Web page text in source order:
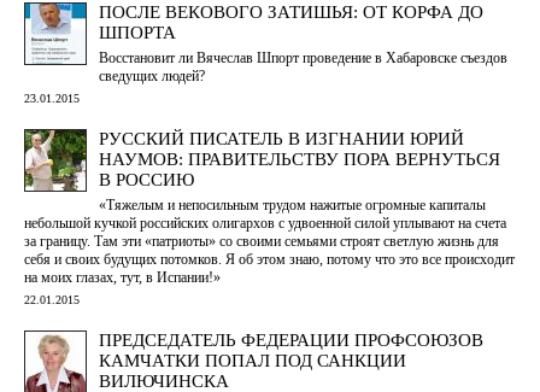
ПОСЛЕ ВЕКОВОГО ЗАТИШЬЯ: ОТ КОРФА ДО
ШПОРТА
Восстановит ли Вячеслав Шпорт проведение в Хабаровске съездов
сведущих людей?
23.01.2015
РУССКИЙ ПИСАТЕЛЬ В ИЗГНАНИИ ЮРИЙ
НАУМОВ: ПРАВИТЕЛЬСТВУ ПОРА ВЕРНУТЬСЯ
В РОССИЮ
«Тяжелым и непосильным трудом нажитые огромные капиталы
небольшой кучкой российских олигархов с удвоенной силой уплывают на счета
за границу. Там эти «патриоты» со своими семьями строят светлую жизнь для
себя и своих будущих потомков. Я об этом знаю, потому что это все происходит
на моих глазах, тут, в Испании!»
22.01.2015
ПРЕДСЕДАТЕЛЬ ФЕДЕРАЦИИ ПРОФСОЮЗОВ
КАМЧАТКИ ПОПАЛ ПОД САНКЦИИ
ВИЛЮЧИНСКА